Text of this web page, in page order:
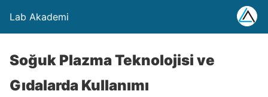
Lab Akademi
Soğuk Plazma Teknolojisi ve
Gıdalarda Kullanımı